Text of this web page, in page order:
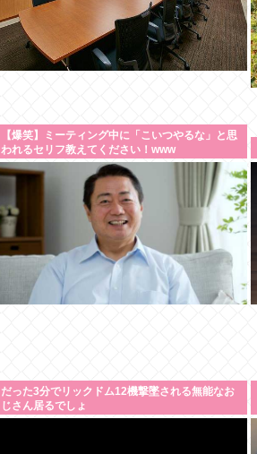
【爆笑】ミーティング中に「こいつやるな」と思
われるセリフ教えてください！www
だった3分でリックドム12機撃墜される無能なお
じさん居るでしょ